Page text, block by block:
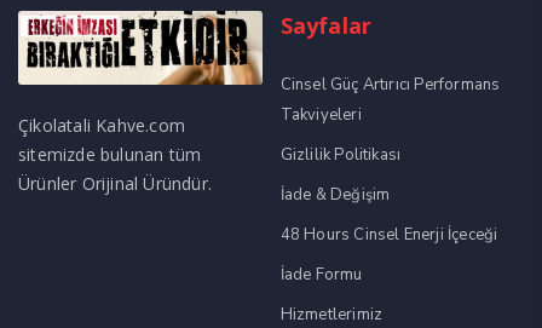
Çikolatali Kahve.com
sitemizde bulunan tüm
Ürünler Orijinal Üründür.
Sayfalar
Cinsel Güç Artırıcı Performans
Takviyeleri
Gizlilik Politikası
İade & Değişim
48 Hours Cinsel Enerji İçeceği
İade Formu
Hizmetlerimiz